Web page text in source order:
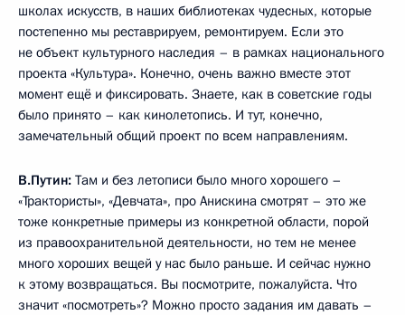
школах искусств, в наших библиотеках чудесных, которые
постепенно мы реставрируем, ремонтируем. Если это
не объект культурного наследия – в рамках национального
проекта «Культура». Конечно, очень важно вместе этот
момент ещё и фиксировать. Знаете, как в советские годы
было принято – как кинолетопись. И тут, конечно,
замечательный общий проект по всем направлениям.
В.Путин: Там и без летописи было много хорошего –
«Трактористы», «Девчата», про Анискина смотрят – это же
тоже конкретные примеры из конкретной области, порой
из правоохранительной деятельности, но тем не менее
много хороших вещей у нас было раньше. И сейчас нужно
к этому возвращаться. Вы посмотрите, пожалуйста. Что
значит «посмотреть»? Можно просто задания им давать –